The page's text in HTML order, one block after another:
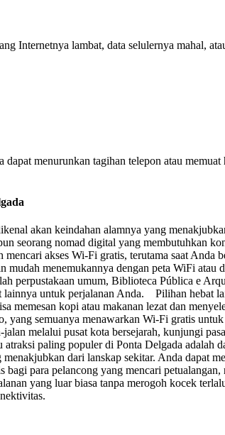
Internetnya lambat, data selulernya mahal,
menurunkan tagihan telepon atau
akan keindahan alamnya yang
seorang nomad digital yang membutuhkan
akses Wi-Fi gratis, terutama saat
mudah menemukannya dengan peta WiFi
perpustakaan umum, Biblioteca Pública e
lainnya untuk perjalanan Anda. Pilihan hebat
kopi atau makanan lezat dan
yang semuanya menawarkan Wi-Fi gratis
melalui pusat kota bersejarah, kunjungi
paling populer di Ponta Delgada
dari lanskap sekitar. Anda dapat
para pelancong yang mencari
yang luar biasa tanpa merogoh kocek